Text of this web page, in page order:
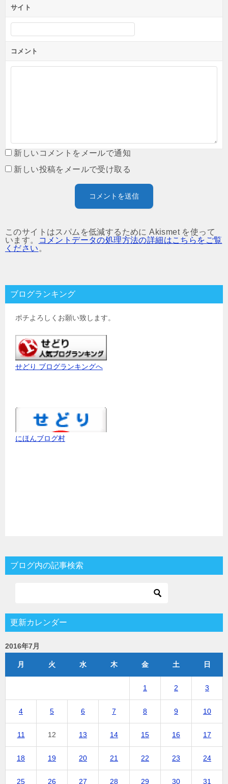
サイト
コメント
新しいコメントをメールで通知
新しい投稿をメールで受け取る
このサイトはスパムを低減するために Akismet を使って
います。
コメントデータの処理方法の詳細はこちらをご覧
ください 。
ブログランキング
ポチよろしくお願い致します。
せどり ブログランキングへ
にほんブログ村
ブログ内の記事検索
更新カレンダー
2016年7月
月 火 水 木 金 土 日
1 2 3
4 5 6 7 8 9 10
11 12 13 14 15 16 17
18 19 20 21 22 23 24
25 26 27 28 29 30 31